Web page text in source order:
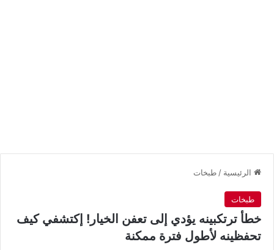
الرئيسية / طبخات
طبخات
خطأ ترتكبينه يؤدي إلى تعفن الخيار! إكتشفي كيف
تحفظينه لأطول فترة ممكنة